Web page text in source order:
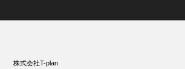
株式会社T-plan